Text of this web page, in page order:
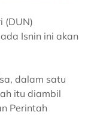
(DUN)
Isnin ini akan
dalam satu
itu diambil
Perintah